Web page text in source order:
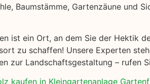
Baumstämme, Gartenzäune und
ist ein Ort, an dem Sie der Hektik
zu schaffen! Unsere Experten
zur Landschaftsgestaltung – rufen
kaufen in Kleingartenanlage